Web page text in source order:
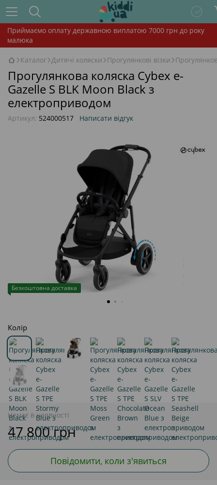
Приймаємо оплату державною виплатою 7000 грн до року
малюка
Каталог Дитячі коляски Прогулянкові візки
Прогулянкова коляска Cybex e-
Gazelle S BLK Moon Black з
електроприводом
Артикул: 524000517 Написати відгук
Безкоштовна доставка
Колір
Немає в наявності
47 800 грн
Повідомити, коли з'явиться